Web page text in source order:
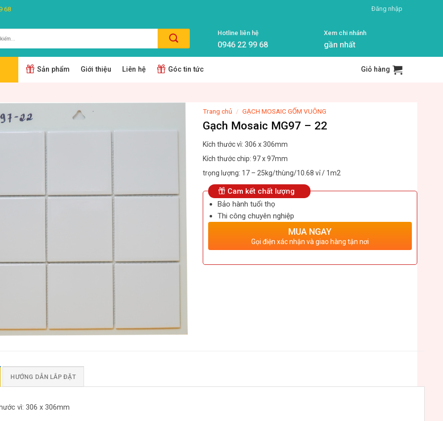
68 Đăng nhập
Hotline liên hệ
0946 22 99 68
Xem chi nhánh
gần nhất
Sản phẩm Giới thiệu Liên hệ Góc tin tức Giỏ hàng
Trang chủ / GẠCH MOSAIC GỐM VUÔNG
Gạch Mosaic MG97 – 22
Kích thước vì: 306 x 306mm
Kích thước chip: 97 x 97mm
trọng lượng: 17 – 25kg/thùng/10.68 vỉ / 1m2
Cam kết chất lượng
Bảo hành tuổi thọ
Thi công chuyên nghiệp
MUA NGAY
Gọi điện xác nhận và giao hàng tận nơi
HƯỚNG DẪN LẮP ĐẶT
vì: 306 x 306mm